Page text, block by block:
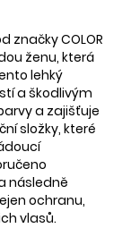
značky COLOR
ženu, která
lehký
a škodlivým
a zajišťuje
složky, které
následně
ochranu,
vlasů.